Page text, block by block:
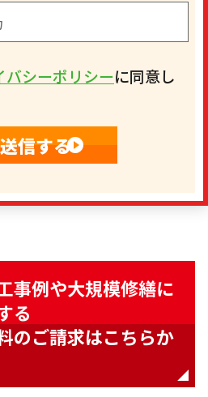
バシーポリシーに同意し
事例や大規模修繕に
る
のご請求はこちらか